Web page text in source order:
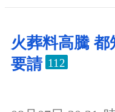
火葬料高騰
要請 112